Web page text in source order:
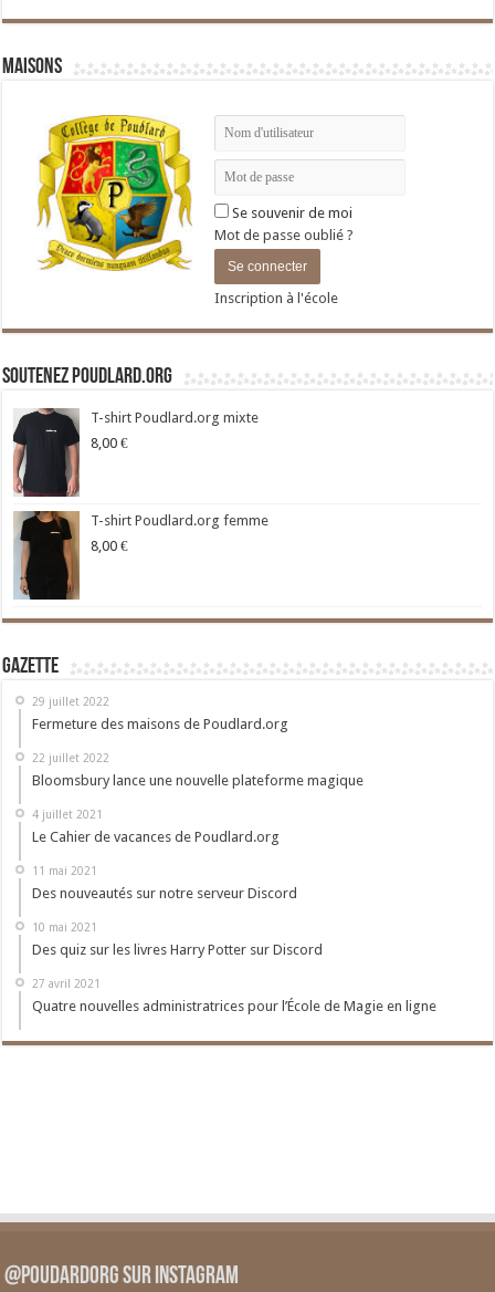
Maisons
Se souvenir de moi
Mot de passe oublié ?
Inscription à l'école
Soutenez Poudlard.org
T-shirt Poudlard.org mixte
8,00 €
T-shirt Poudlard.org femme
8,00 €
Gazette
29 juillet 2022
Fermeture des maisons de Poudlard.org
22 juillet 2022
Bloomsbury lance une nouvelle plateforme magique
4 juillet 2021
Le Cahier de vacances de Poudlard.org
11 mai 2021
Des nouveautés sur notre serveur Discord
10 mai 2021
Des quiz sur les livres Harry Potter sur Discord
27 avril 2021
Quatre nouvelles administratrices pour l’École de Magie en ligne
@PoudardOrg sur Instagram